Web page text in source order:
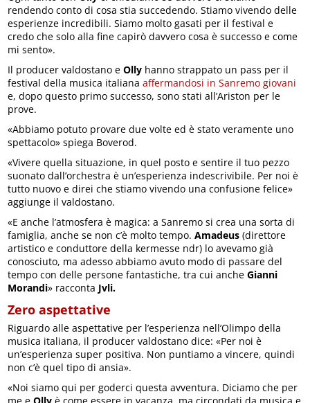
rendendo conto di cosa stia succedendo. Stiamo vivendo delle
esperienze incredibili. Siamo molto gasati per il festival e
credo che solo alla fine capirò davvero cosa è successo e come
mi sento».
Il producer valdostano eOlly hanno strappato un pass per il
festival della musica italianaaffermandosi in Sanremo giovani
e, dopo questo primo successo, sono stati all’Ariston per le
prove.
«Abbiamo potuto provare due volte ed è stato veramente uno
spettacolo» spiega Boverod.
«Vivere quella situazione, in quel posto e sentire il tuo pezzo
suonato dall’orchestra è un’esperienza indescrivibile. Per noi è
tutto nuovo e direi che stiamo vivendo una confusione felice»
aggiunge il valdostano.
«E anche l’atmosfera è magica: a Sanremo si crea una sorta di
famiglia, anche se non c’è molto tempo.Amadeus (direttore
artistico e conduttore della kermesse ndr) lo avevamo già
conosciuto, ma adesso abbiamo avuto modo di passare del
tempo con delle persone fantastiche, tra cui ancheGianni
Morandi» racconta Jvli.
Zero aspettative
Riguardo alle aspettative per l’esperienza nell’Olimpo della
musica italiana, il producer valdostano dice: «Per noi è
un’esperienza super positiva. Non puntiamo a vincere, quindi
non c’è quel tipo di ansia».
«Noi siamo qui per goderci questa avventura. Diciamo che per